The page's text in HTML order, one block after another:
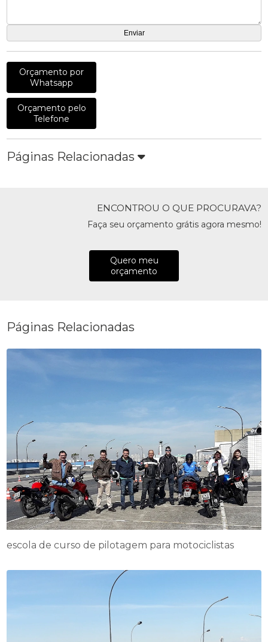
Orçamento por
Whatsapp
Orçamento pelo
Telefone
Páginas Relacionadas
ENCONTROU O QUE PROCURAVA?
Faça seu orçamento grátis agora mesmo!
Quero meu
orçamento
Páginas Relacionadas
escola de curso de pilotagem para motociclistas